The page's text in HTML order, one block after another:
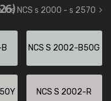
NCS s 2000 - s 2570
NCS S 2002-B50G
NCS S 2002-R